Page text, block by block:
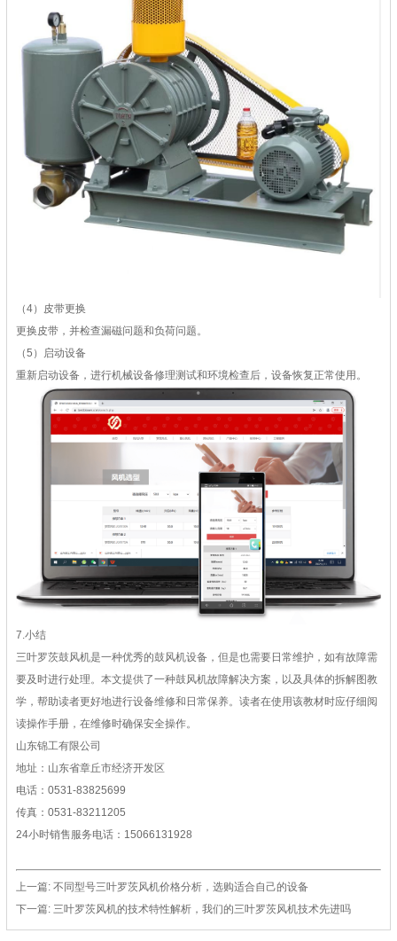
（4）皮带更换
更换皮带，并检查漏磁问题和负荷问题。
（5）启动设备
重新启动设备，进行机械设备修理测试和环境检查后，设备恢复正常使用。
7.小结
三叶罗茨鼓风机是一种优秀的鼓风机设备，但是也需要日常维护，如有故障需
要及时进行处理。本文提供了一种鼓风机故障解决方案，以及具体的拆解图教
学，帮助读者更好地进行设备维修和日常保养。读者在使用该教材时应仔细阅
读操作手册，在维修时确保安全操作。
山东锦工有限公司
地址：山东省章丘市经济开发区
电话：0531-83825699
传真：0531-83211205
24小时销售服务电话：15066131928
上一篇: 不同型号三叶罗茨风机价格分析，选购适合自己的设备
下一篇: 三叶罗茨风机的技术特性解析，我们的三叶罗茨风机技术先进吗